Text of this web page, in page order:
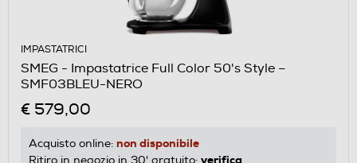
IMPASTATRICI
SMEG - Impastatrice Full Color 50's Style –
SMF03BLEU-NERO
€ 579,00
Acquisto online: non disponibile
Ritiro in negozio in 30' gratuito: verifica